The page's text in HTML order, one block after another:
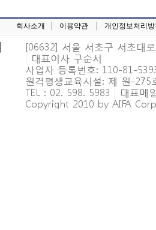
회사소개 이용약관 개인정보처리
[06632] 서울 서초구 서초대
| 대표이사 구순서
사업자 등록번호: 110-81-
원격평생교육시설: 제 원-
TEL : 02. 598. 5983 | 대표메
Copyright 2010 by AIFA